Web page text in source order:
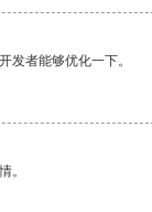
发者能够优化一下。
。